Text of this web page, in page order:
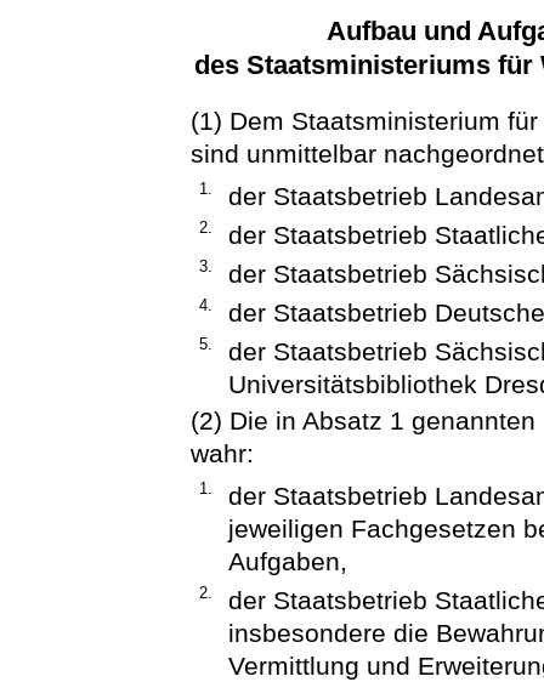
Aufbau und
des Staatsministeriums
(1) Dem Staatsministerium
sind unmittelbar nachgeordnet
1. der Staatsbetrieb
2. der Staatsbetrieb
3. der Staatsbetrieb
4. der Staatsbetrieb
5.
der Staatsbetrieb
Universitätsbibliothek
(2) Die in Absatz 1
wahr:
1.
der Staatsbetrieb
jeweiligen Fachgesetzen
Aufgaben,
2.
der Staatsbetrieb
insbesondere die
Vermittlung und